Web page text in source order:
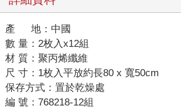
產 地：中國
數 量：2枚入x12組
材 質：聚丙烯纖維
尺 寸：1枚入平放約長80 x 寬50cm
保存方式：置於乾燥處
編 號：768218-12組